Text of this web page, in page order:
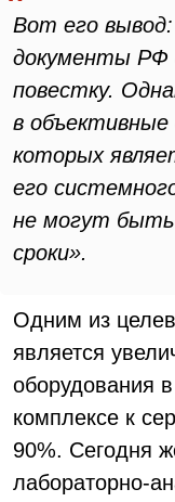
Вот его
документы РФ
повестку.
в объективные
которых
его
не могут быть
сроки».
Одним из
является
оборудования
комплексе к
90%. Сегодня
лабораторно-